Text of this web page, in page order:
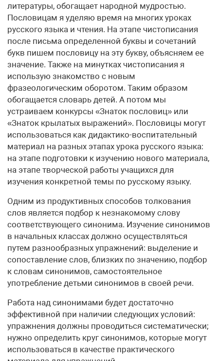
литературы, обогащает народной мудростью.
Пословицам я уделяю время на многих уроках
русского языка и чтения. На этапе чистописания
после письма определенной буквы и сочетаний
букв пишем пословицу на эту букву, объясняем ее
значение. Также на минутках чистописания я
использую знакомство с новым
фразеологическим оборотом. Таким образом
обогащается словарь детей. А потом мы
устраиваем конкурсы «Знаток пословиц» или
«Знаток крылатых выражений». Пословицы могут
использоваться как дидактико-воспитательный
материал на разных этапах урока русского языка:
на этапе подготовки к изучению нового материала,
на этапе творческой работы учащихся для
изучения конкретной темы по русскому языку.
Одним из продуктивных способов толкования
слов является подбор к незнакомому слову
соответствующего синонима. Изу­чение синонимов
в начальных классах должно осуществляться
путем разнообразных упражнений: выделение и
сопоставление слов, близких по значению, подбор
к словам синонимов, самостоятельное
употребление детьми синонимов в своей речи.
Работа над синонимами будет достаточно
эффективной при наличии следующих условий:
упражнения должны проводиться систематически;
нужно определить круг синонимов, которые могут
использоваться в качестве практического